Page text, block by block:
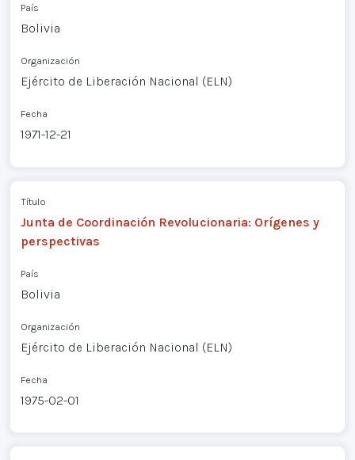
País
Bolivia
Organización
Ejército de Liberación Nacional (ELN)
Fecha
1971-12-21
Título
Junta de Coordinación Revolucionaria: Orígenes y
perspectivas
País
Bolivia
Organización
Ejército de Liberación Nacional (ELN)
Fecha
1975-02-01